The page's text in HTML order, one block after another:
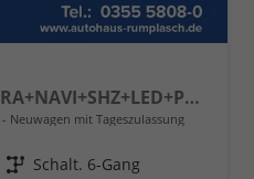
Business MAN6+KAMERA+NAVI+SHZ+LED+PDC+TEMPOMAT
Neuwagen mit Tageszulassung
Getriebe Schalt. 6-Gang